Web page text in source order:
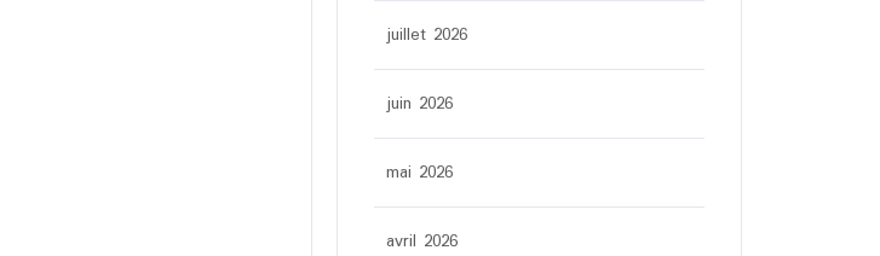
juillet 2026
juin 2026
mai 2026
avril 2026